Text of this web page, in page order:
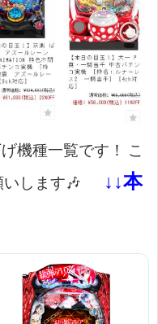
機種一覧です！
こ
します🎶
↓↓本